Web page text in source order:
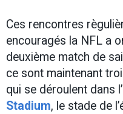
Ces rencontres
encouragés la NFL a
deuxième match de
ce sont maintenant
qui se déroulent dans
Stadium, le stade de